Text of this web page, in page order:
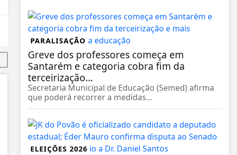
PARALISAÇÃO
Greve dos professores começa em
Santarém e categoria cobra fim da
terceirização...
Secretaria Municipal de Educação (Semed) afirma
que poderá recorrer a medidas...
ELEIÇÕES 2026